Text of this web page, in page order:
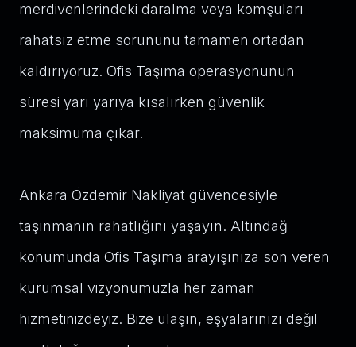
merdivenlerindeki daralma veya komşuları
rahatsız etme sorununu tamamen ortadan
kaldırıyoruz. Ofis Taşıma operasyonunun
süresi yarı yarıya kısalırken güvenlik
maksimuma çıkar.
Ankara Özdemir Nakliyat güvencesiyle
taşınmanın rahatlığını yaşayın. Altındağ
konumunda Ofis Taşıma arayışınıza son veren
kurumsal vizyonumuzla her zaman
hizmetinizdeyiz. Bize ulaşın, eşyalarınızı değil